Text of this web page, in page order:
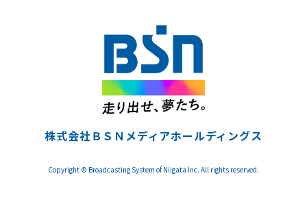
株式会社ＢＳＮメディアホールディングス
Copyright © Broadcasting System of Niigata Inc. All rights reserved.